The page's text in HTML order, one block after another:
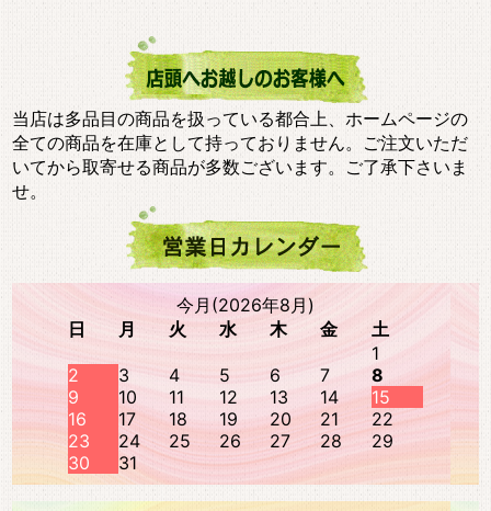
当店は多品目の商品を扱っている都合上、ホームページの
全ての商品を在庫として持っておりません。ご注文いただ
いてから取寄せる商品が多数ございます。ご了承下さいま
せ。
今月(2026年8月)
日
月 火 水 木 金
土
1
2
3 4 5 6 7
8
9
10 11 12 13 14
15
16
17 18 19 20 21
22
23
24 25 26 27 28
29
30
31